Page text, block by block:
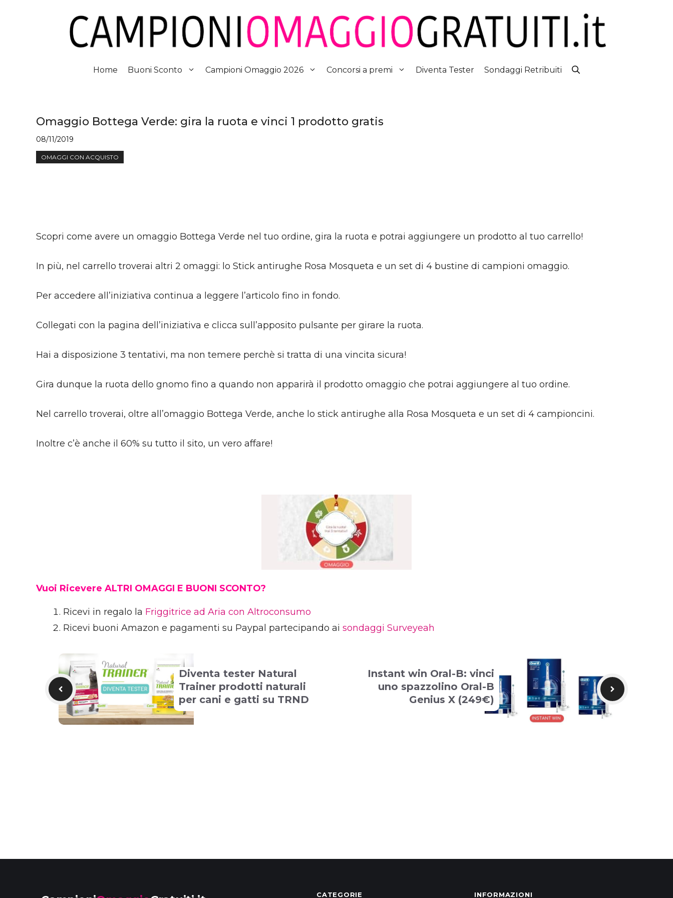
Home Buoni Sconto Campioni Omaggio 2026 Concorsi a premi Diventa Tester Sondaggi Retribuiti
Omaggio Bottega Verde: gira la ruota e vinci 1 prodotto gratis
08/11/2019
OMAGGI CON ACQUISTO
Scopri come avere un omaggio Bottega Verde nel tuo ordine, gira la ruota e potrai aggiungere un prodotto al tuo carrello!
In più, nel carrello troverai altri 2 omaggi: lo Stick antirughe Rosa Mosqueta e un set di 4 bustine di campioni omaggio.
Per accedere all’iniziativa continua a leggere l’articolo fino in fondo.
Collegati con la pagina dell’iniziativa e clicca sull’apposito pulsante per girare la ruota.
Hai a disposizione 3 tentativi, ma non temere perchè si tratta di una vincita sicura!
Gira dunque la ruota dello gnomo fino a quando non apparirà il prodotto omaggio che potrai aggiungere al tuo ordine.
Nel carrello troverai, oltre all’omaggio Bottega Verde, anche lo stick antirughe alla Rosa Mosqueta e un set di 4 campioncini.
Inoltre c’è anche il 60% su tutto il sito, un vero affare!
Vuoi Ricevere ALTRI OMAGGI E BUONI SCONTO?
Ricevi in regalo la Friggitrice ad Aria con Altroconsumo
Ricevi buoni Amazon e pagamenti su Paypal partecipando ai sondaggi Surveyeah
Diventa tester Natural
Trainer prodotti naturali
per cani e gatti su TRND
Instant win Oral-B: vinci
uno spazzolino Oral-B
Genius X (249€)
CATEGORIE INFORMAZIONI